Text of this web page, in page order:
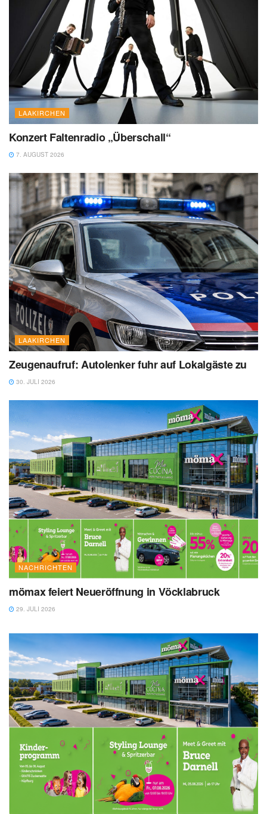
LAAKIRCHEN
Konzert Faltenradio „Überschall“
7. AUGUST 2026
LAAKIRCHEN
Zeugenaufruf: Autolenker fuhr auf Lokalgäste zu
30. JULI 2026
NACHRICHTEN
mömax feiert Neueröffnung in Vöcklabruck
29. JULI 2026